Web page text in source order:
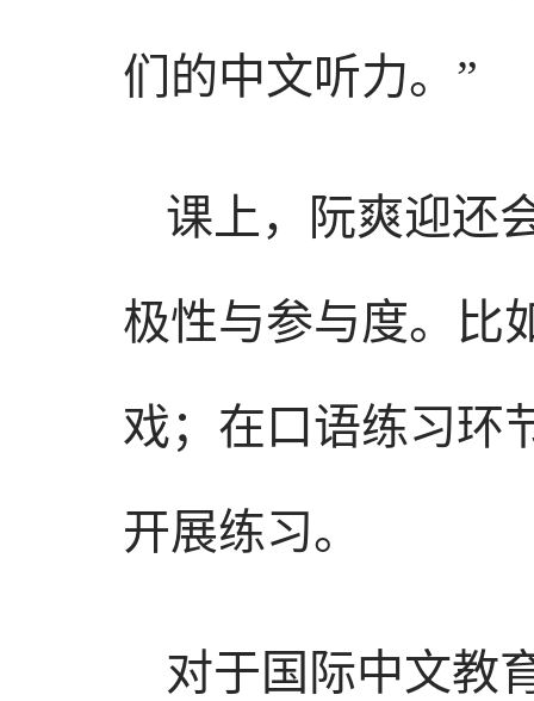
们的中文听力。”
课上，阮爽迎还
极性与参与度。比
戏；在口语练习环
开展练习。
对于国际中文教